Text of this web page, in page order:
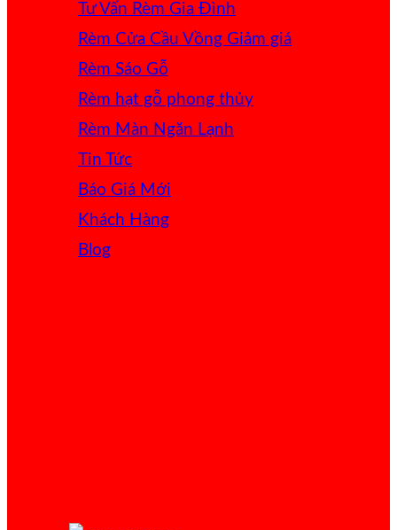
Tư Vấn Rèm Gia Đình
Rèm Cửa Cầu Vồng
Rèm Sáo Gỗ
Rèm hạt gỗ phong thủy
Rèm Màn Ngăn Lạnh
Tin Tức
Báo Giá
Khách Hàng
Blog